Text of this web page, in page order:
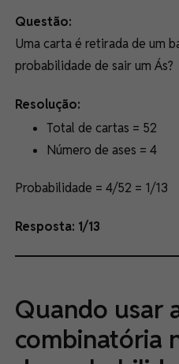
Questão:
Uma carta é retirada de um
probabilidade de sair um Ás?
Resolução:
Total de cartas = 52
Número de ases = 4
Probabilidade = 4/52 = 1/13
Resposta: 1/13
Quando usar
combinatória